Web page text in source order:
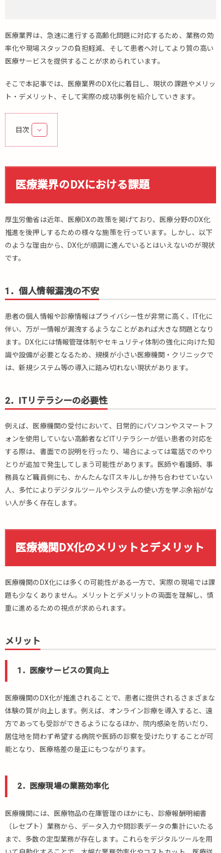
医療業界は、急速に進行する高齢化問題に対応するため、業務の効
率化や現場スタッフの負担軽減、そして患者へ対してより質の高い
医療サービスを提供することが求められています。
そこで本記事では、医療業界のDX化に着目し、現状の課題やメリッ
ト・デメリット、そして実際の成功事例を紹介していきます。
目次
1.
療
業
界
に
お
け
課
1.1.
1．個
報漏
洩の
不安
1.2.
2．IT
ーの
必要
2.
医
療
機
関
DX
化
リ
ト
メ
リ
ト
メリ
ット
2.1.1.
ビスの
質向上
2.1.2.
2．医
療現場
2.1.3.
リスク
減
2.2.
医療業界のDXにおける課題
厚生労働省は近年、医療DXの政策を掲げており、医療分野のDX化
推進を後押しするための様々な施策を行っています。しかし、以下
のような理由から、DX化が順調に進んでいるとはいえないのが現状
です。
1．個人情報漏洩の不安
患者の個人情報や診療情報はプライバシー性が非常に高く、IT化に
伴い、万が一情報が漏洩するようなことがあれば大きな問題となり
ます。DX化には情報管理体制やセキュリティ体制の強化に向けた知
識や設備が必要となるため、規模が小さい医療機関・クリニックで
は、新規システム等の導入に踏み切れない現状があります。
2．ITリテラシーの必要性
例えば、医療機関の受付において、日常的にパソコンやスマートフ
ォンを使用していない高齢者などITリテラシーが低い患者の対応を
する際は、書面での説明を行ったり、場合によっては電話でのやり
とりが追加で発生してしまう可能性があります。医師や看護師、事
務員など職員側にも、かんたんなITスキルしか持ち合わせていない
人、多忙によりデジタルツールやシステムの使い方を学ぶ余裕がな
い人が多く存在します。
医療機関DX化のメリットとデメリット
医療機関のDX化には多くの可能性がある一方で、実際の現場では課
題も少なくありません。メリットとデメリットの両面を理解し、慎
重に進めるための視点が求められます。
メリット
1．医療サービスの質向上
医療機関のDX化が推進されることで、患者に提供されるさまざまな
体験の質が向上します。例えば、オンライン診療を導入すると、遠
方であっても受診ができるようになるほか、院内感染を防いだり、
居住地を問わず希望する病院や医師の診察を受けたりすることが可
能となり、医療格差の是正にもつながります。
2．医療現場の業務効率化
医療機関には、医療物品の在庫管理のほかにも、診療報酬明細書
（レセプト）業務から、データ入力や問診表データの集計にいたる
まで、多数の定型業務が存在します。これらをデジタルツールを用